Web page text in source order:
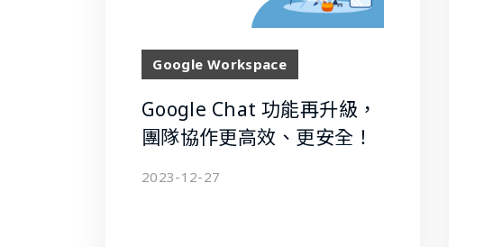
Google Workspace
Google Chat 功能再升級，
團隊協作更高效、更安全！
2023-12-27